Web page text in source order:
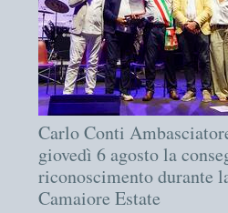
Carlo Conti
giovedì 6 agosto la
riconoscimento durante
Camaiore Estate